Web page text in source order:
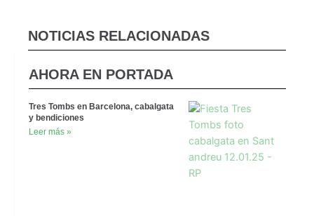
NOTICIAS RELACIONADAS
AHORA EN PORTADA
Tres Tombs en Barcelona, cabalgata
y bendiciones
Leer más »